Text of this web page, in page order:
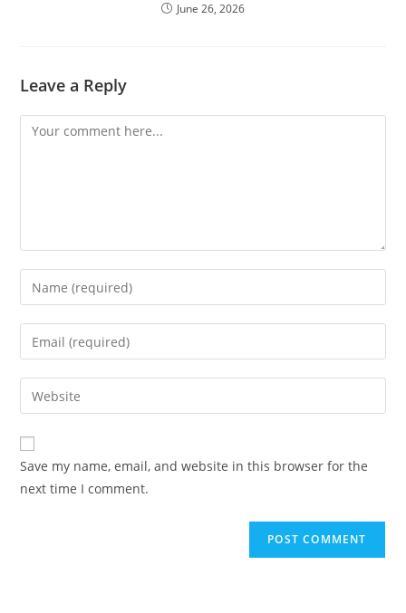
June 26, 2026
Leave a Reply
Comment
Enter
your
name
comment
Enter
your
email
address
comment
Enter
your
website
URL
(optional)
Save my name, email, and website in this browser for the
next time I comment.